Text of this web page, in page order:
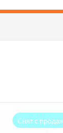
Снят с